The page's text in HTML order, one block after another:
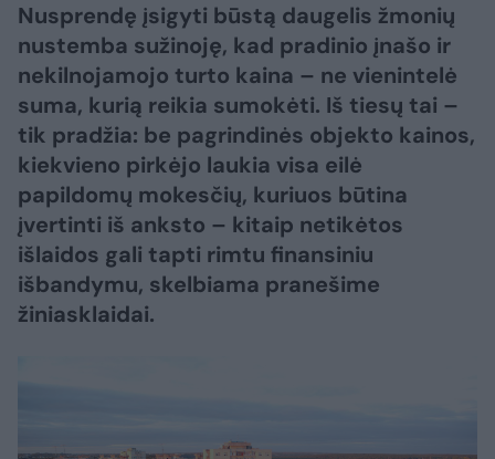
Nusprendę įsigyti būstą daugelis žmonių
nustemba sužinoję, kad pradinio įnašo ir
nekilnojamojo turto kaina – ne vienintelė
suma, kurią reikia sumokėti. Iš tiesų tai –
tik pradžia: be pagrindinės objekto kainos,
kiekvieno pirkėjo laukia visa eilė
papildomų mokesčių, kuriuos būtina
įvertinti iš anksto – kitaip netikėtos
išlaidos gali tapti rimtu finansiniu
išbandymu, skelbiama pranešime
žiniasklaidai.